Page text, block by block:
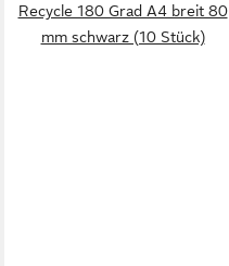
Recycle 180 Grad A4 breit 80
mm schwarz (10 Stück)